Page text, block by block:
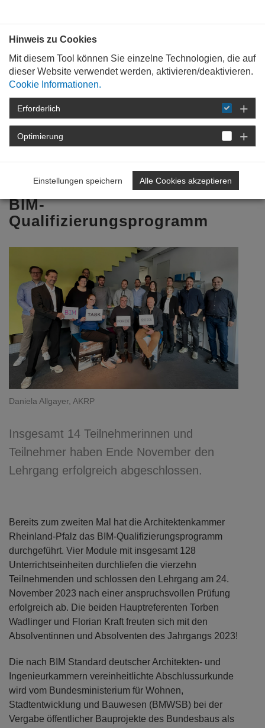
STARTSEITE
FORTBILDUNG
DETAIL
Zweiter Jahrgang absolviert
BIM-
Qualifizierungsprogramm
Daniela Allgayer, AKRP
Insgesamt 14 Teilnehmerinnen und
Teilnehmer haben Ende November den
Lehrgang erfolgreich abgeschlossen.
Bereits zum zweiten Mal hat die Architektenkammer
Rheinland-Pfalz das BIM-Qualifizierungsprogramm
durchgeführt. Vier Module mit insgesamt 128
Unterrichtseinheiten durchliefen die vierzehn
Teilnehmenden und schlossen den Lehrgang am 24.
No­vember 2023 nach einer anspruchsvollen Prüfung
erfolgreich ab. Die beiden Hauptreferenten Torben
Wadlinger und Florian Kraft freuten sich mit den
Absolventinnen und Absolventen des Jahrgangs 2023!
Die nach BIM Standard deutscher Archi­tekten- und
Ingenieurkammern vereinheitlich­te Abschlussurkunde
wird vom Bundesminis­terium für Wohnen,
Stadtentwicklung und Bauwesen (BMWSB) bei der
Vergabe öffent­licher Bauprojekte des Bundesbaus als
Hinweis zu Cookies
Mit diesem Tool können Sie einzelne Technologien, die auf
dieser Website verwendet werden, aktivieren/deaktivieren.
Cookie Informationen.
Erforderlich
Optimierung
Einstellungen speichern Alle Cookies akzeptieren